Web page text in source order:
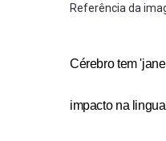
Referência da
Cérebro tem
impacto na